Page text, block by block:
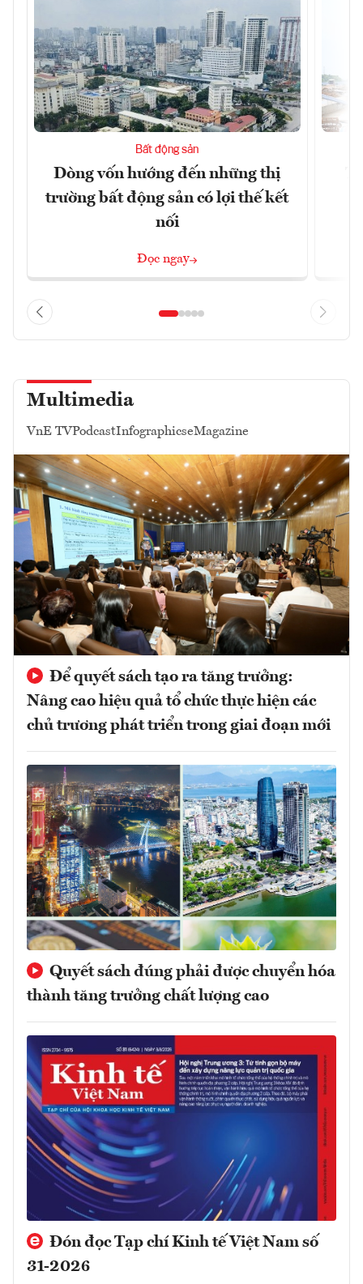
Bất động sản
Dòng vốn hướng đến những thị
trường bất động sản có lợi thế kết
nối
Đọc ngay
Multimedia
VnE TVPodcastInfographicseMagazine
Để quyết sách tạo ra tăng trưởng:
Nâng cao hiệu quả tổ chức thực hiện các
chủ trương phát triển trong giai đoạn mới
Quyết sách đúng phải được chuyển hóa
thành tăng trưởng chất lượng cao
Đón đọc Tạp chí Kinh tế Việt Nam số
31-2026